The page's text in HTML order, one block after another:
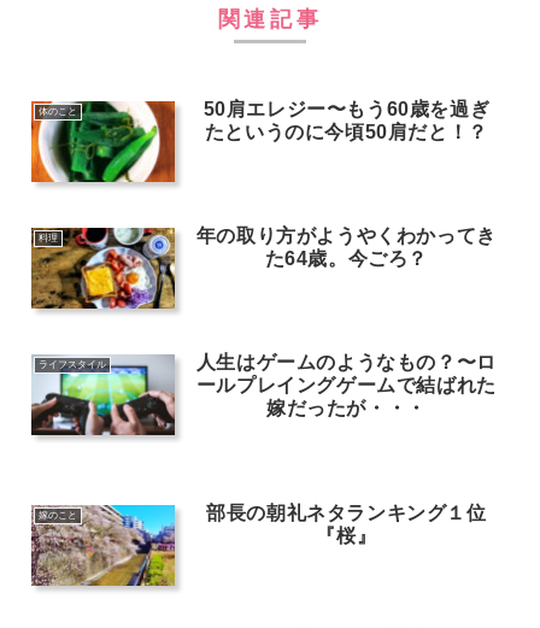
関連記事
体のこと
50肩エレジー〜もう60歳を過ぎ
たというのに今頃50肩だと！？
料理
年の取り方がようやくわかってき
た64歳。今ごろ？
ライフスタイル
人生はゲームのようなもの？〜ロ
ールプレイングゲームで結ばれた
嫁だったが・・・
嫁のこと
部長の朝礼ネタランキング１位
『桜』